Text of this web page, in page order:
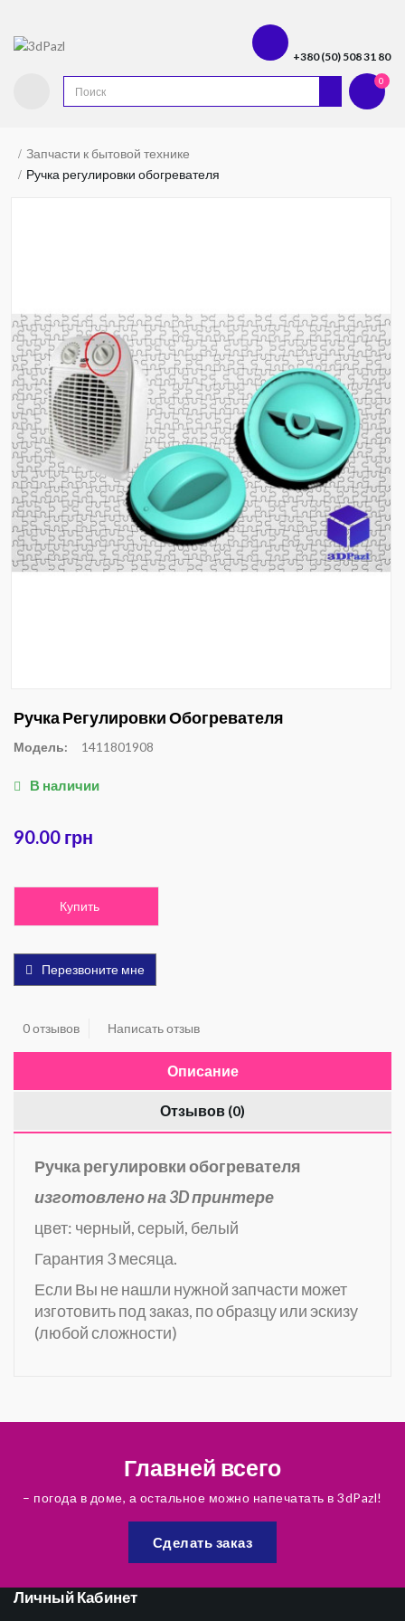
+380 (50) 508 31 80
0
Запчасти к бытовой технике
Ручка регулировки обогревателя
Ручка Регулировки Обогревателя
Модель: 1411801908
В наличии
90.00 грн
Купить
Перезвоните мне
0 отзывов Написать отзыв
Описание
Отзывов (0)
Ручка регулировки обогревателя
изготовлено на 3D принтере
цвет: черный, серый, белый
Гарантия 3 месяца.
Если Вы не нашли нужной запчасти может
изготовить под заказ, по образцу или эскизу
(любой сложности)
Главней всего
– погода в доме, а остальное можно напечатать в 3dPazl!
Сделать заказ
Личный Кабинет